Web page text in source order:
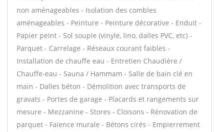
non aménageables - Isolation des combles
aménageables - Peinture - Peinture décorative - Enduit -
Papier peint - Sol souple (vinyle, lino, dalles PVC, etc) -
Parquet - Carrelage - Réseaux courant faibles -
Installation de chauffe eau - Entretien Chaudière /
Chauffe-eau - Sauna / Hammam - Salle de bain clé en
main - Dalles béton - Démolition avec transports de
gravats - Portes de garage - Placards et rangements sur
mesure - Mezzanine - Stores - Cloisons - Rénovation de
parquet - Faïence murale - Bétons cirés - Empierrement